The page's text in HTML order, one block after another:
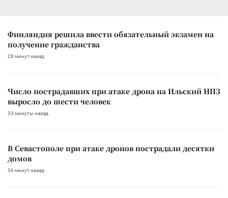
Финляндия решила ввести обязательный экзамен на
получение гражданства
28 минут назад
Число пострадавших при атаке дрона на Ильский НПЗ
выросло до шести человек
33 минуты назад
В Севастополе при атаке дронов пострадали десятки
домов
36 минут назад